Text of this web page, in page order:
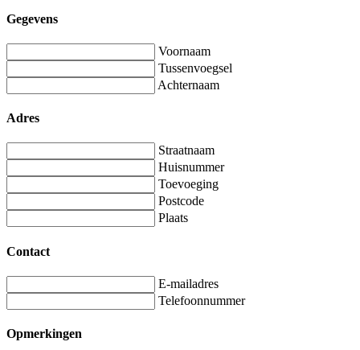
Gegevens
Voornaam
Tussenvoegsel
Achternaam
Adres
Straatnaam
Huisnummer
Toevoeging
Postcode
Plaats
Contact
E-mailadres
Telefoonnummer
Opmerkingen